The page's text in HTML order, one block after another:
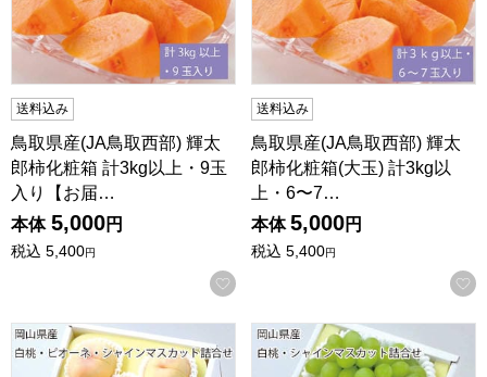
送料込み
鳥取県産(JA鳥取西部) 輝太
郎柿化粧箱 計3kg以上・9玉
入り【お届…
本体 5,000円
税込 5,400円
お気に入りに登録する
送料込み
鳥取県産(JA鳥取西部) 輝太
郎柿化粧箱(大玉) 計3kg以
上・6〜7…
本体 5,000円
税込 5,400円
岡山県産 白桃・ピオーネ・シャインマスカット詰合せ 桃3
岡山県産 白桃・シャインマ